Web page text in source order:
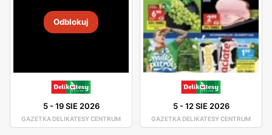
W asortymencie dostępne są artykuły spożywcze oraz
chemia gospodarcza od pewnych producentów, którzy
gwarantują Ci dobrą jakość swoich produktów. Świeże
chrupiące pieczywo, smaczne owoce i warzywa, wyborne
mięsa oraz ryby - to wszystko znajdziesz w Delikatesach
Centrum. Duża ilość tych sklepów sprawia, że nawet nie
musisz wsiadać w samochód, by pójść na zakupy, gdyż
jest ogromne prawdopodobieństwo, że sklep Delikatesy
Odblokuj
5-19 SIE 2026
GAZETKA DELIKATESY CENTRUM
5-12 SIE 2026
GAZETKA DELIKATESY CENTRUM